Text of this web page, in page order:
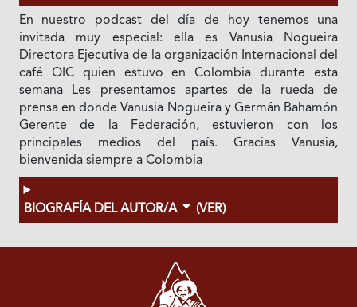
En nuestro podcast del día de hoy tenemos una
invitada muy especial: ella es Vanusia Nogueira
Directora Ejecutiva de la organización Internacional del
café OIC quien estuvo en Colombia durante esta
semana Les presentamos apartes de la rueda de
prensa en donde Vanusia Nogueira y Germán Bahamón
Gerente de la Federación, estuvieron con los
principales medios del país. Gracias Vanusia,
bienvenida siempre a Colombia
BIOGRAFÍA DEL AUTOR/A (VER)